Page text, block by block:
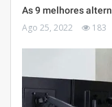
As 9 melhores
Ago 25, 2022 183